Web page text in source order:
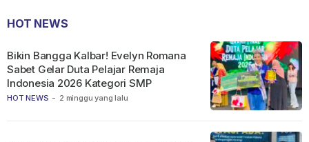
HOT NEWS
HOT NEWS - 2 minggu yang lalu
Bikin Bangga Kalbar! Evelyn Romana
Sabet Gelar Duta Pelajar Remaja
Indonesia 2026 Kategori SMP